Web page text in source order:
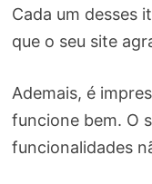
Cada um desses
que o seu site
Ademais, é
funcione bem. O
funcionalidades